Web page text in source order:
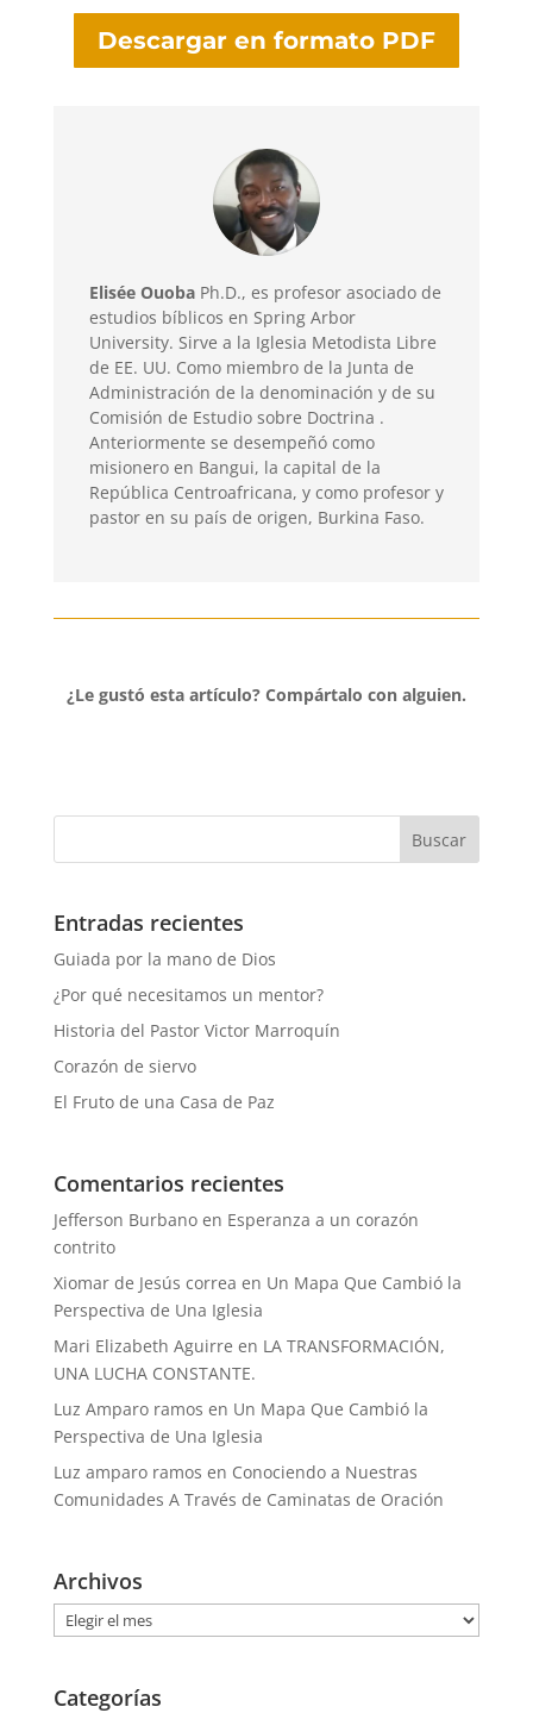
Descargar en formato PDF
Elisée Ouoba Ph.D., es profesor asociado de
estudios bíblicos en Spring Arbor
University. Sirve a la Iglesia Metodista Libre
de EE. UU. Como miembro de la Junta de
Administración de la denominación y de su
Comisión de Estudio sobre Doctrina .
Anteriormente se desempeñó como
misionero en Bangui, la capital de la
República Centroafricana, y como profesor y
pastor en su país de origen, Burkina Faso.
¿Le gustó esta artículo? Compártalo con alguien.
Entradas recientes
Guiada por la mano de Dios
¿Por qué necesitamos un mentor?
Historia del Pastor Victor Marroquín
Corazón de siervo
El Fruto de una Casa de Paz
Comentarios recientes
Jefferson Burbanoen Esperanza a un corazón
contrito
Xiomar de Jesús correa en Un Mapa Que Cambió la
Perspectiva de Una Iglesia
Mari Elizabeth Aguirre en LA TRANSFORMACIÓN,
UNA LUCHA CONSTANTE.
Luz Amparo ramos en Un Mapa Que Cambió la
Perspectiva de Una Iglesia
Luz amparo ramos en Conociendo a Nuestras
Comunidades A Través de Caminatas de Oración
Archivos
Archivos
Categorías